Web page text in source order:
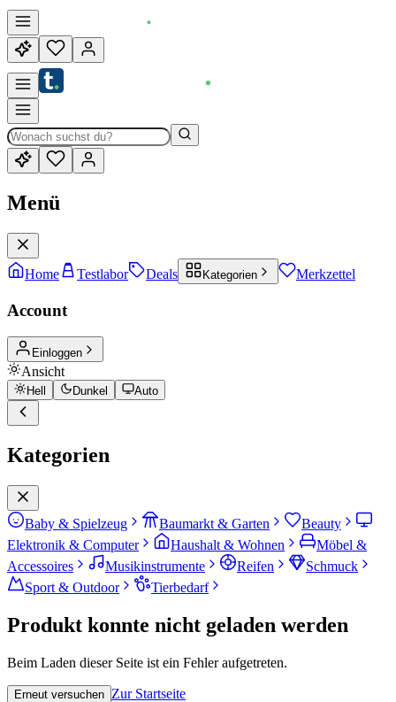
Menü
Home Testlabor Deals Kategorien Merkzettel
Account
Einloggen
Ansicht
Hell Dunkel Auto
Kategorien
Baby & Spielzeug Baumarkt & Garten
Beauty
Elektronik & Computer
Haushalt & Wohnen
Möbel &
Accessoires
Musikinstrumente Reifen
Schmuck
Sport & Outdoor
Tierbedarf
Produkt konnte nicht geladen werden
Beim Laden dieser Seite ist ein Fehler aufgetreten.
Erneut versuchen Zur Startseite